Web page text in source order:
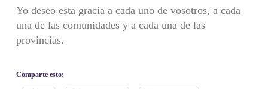
Yo deseo esta gracia a cada uno de vosotros, a cada
una de las comunidades y a cada una de las
provincias.
Comparte esto: